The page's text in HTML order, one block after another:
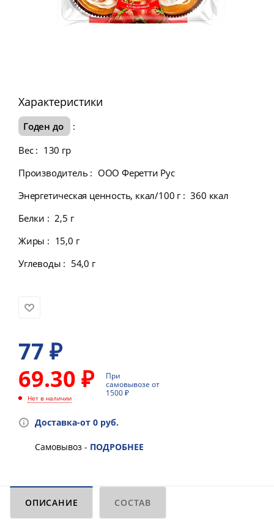
Характеристики
Годен до
:
Вес : 130 гр
Производитель : ООО Феретти Руc
Энергетическая ценность, ккал/100 г : 360 ккал
Белки : 2,5 г
Жиры : 15,0 г
Углеводы : 54,0 г
77 ₽
69.30 ₽
При
самовывозе от
1500 ₽
Нет в наличии
Доставка-от 0 руб.
Самовывоз - ПОДРОБНЕЕ
ОПИСАНИЕ СОСТАВ